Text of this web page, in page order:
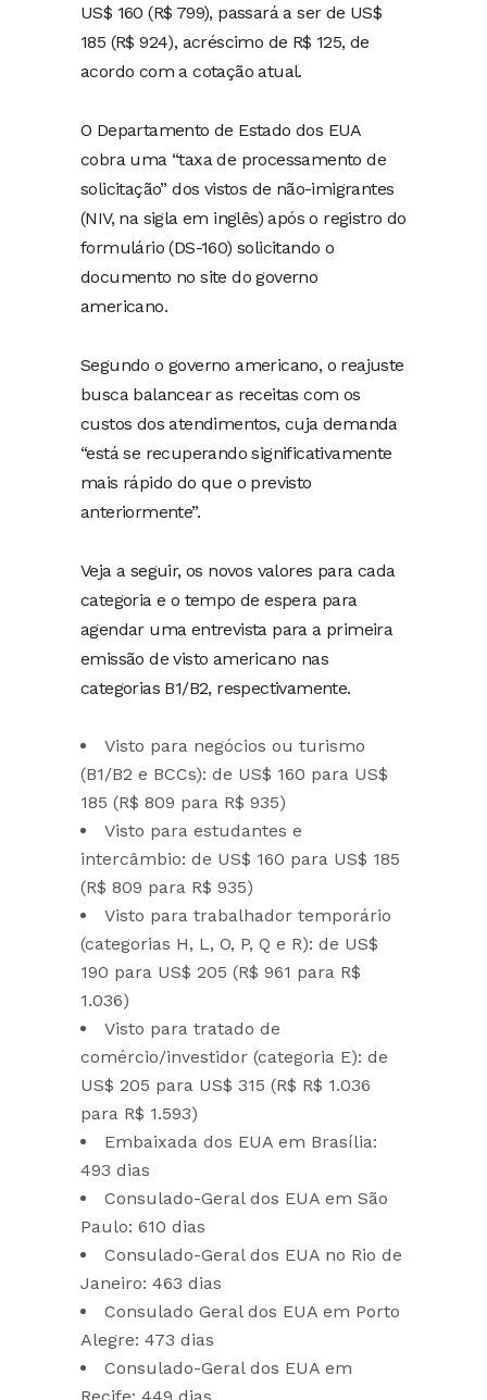
US$ 160 (R$ 799), passará a ser de US$
185 (R$ 924), acréscimo de R$ 125, de
acordo com a cotação atual.
O Departamento de Estado dos EUA
cobra uma “taxa de processamento de
solicitação” dos vistos de não-imigrantes
(NIV, na sigla em inglês) após o registro do
formulário (DS-160) solicitando o
documento no site do governo
americano.
Segundo o governo americano, o reajuste
busca balancear as receitas com os
custos dos atendimentos, cuja demanda
“está se recuperando significativamente
mais rápido do que o previsto
anteriormente”.
Veja a seguir, os novos valores para cada
categoria e o tempo de espera para
agendar uma entrevista para a primeira
emissão de visto americano nas
categorias B1/B2, respectivamente.
Visto para negócios ou turismo
(B1/B2 e BCCs): de US$ 160 para US$
185 (R$ 809 para R$ 935)
Visto para estudantes e
intercâmbio: de US$ 160 para US$ 185
(R$ 809 para R$ 935)
Visto para trabalhador temporário
(categorias H, L, O, P, Q e R): de US$
190 para US$ 205 (R$ 961 para R$
1.036)
Visto para tratado de
comércio/investidor (categoria E): de
US$ 205 para US$ 315 (R$ R$ 1.036
para R$ 1.593)
Embaixada dos EUA em Brasília:
493 dias
Consulado-Geral dos EUA em São
Paulo: 610 dias
Consulado-Geral dos EUA no Rio de
Janeiro: 463 dias
Consulado Geral dos EUA em Porto
Alegre: 473 dias
Consulado-Geral dos EUA em